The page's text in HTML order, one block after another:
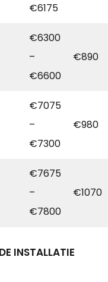
€6175
€6300
–
€6600
€890
€7075
–
€7300
€980
€7675
–
€7800
€1070
INSTALLATIE